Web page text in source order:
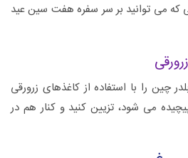
که می توانید بر سر سفره هفت سین عید
چین را با استفاده از کاغذهای زرورقی
می شود، تزیین کنید و کنار هم در